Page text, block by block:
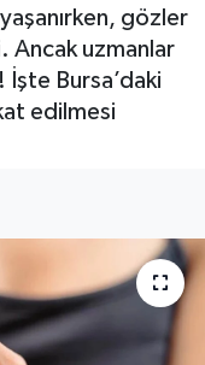
gözler
Ancak uzmanlar
İşte Bursa’daki
edilmesi